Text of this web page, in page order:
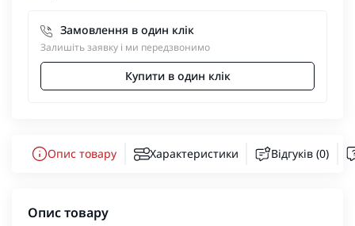
Замовлення в один клік
Залишіть заявку і ми передзвонимо
Купити в один клік
Опис товару Характеристики Відгуків (0)
Опис товару